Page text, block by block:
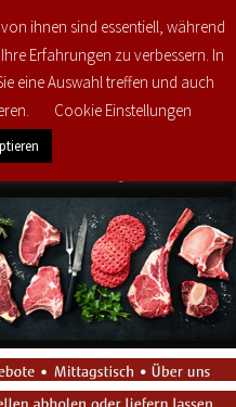
0ihnen sind essentiell, während
Erfahrungen zu verbessern. In
eine Auswahl treffen und auch
Cookie Einstellungen